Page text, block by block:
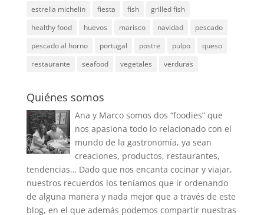
estrella michelin
fiesta fish
grilled fish
healthy food
huevos marisco navidad
pescado
pescado al horno
portugal postre pulpo
queso
restaurante
seafood vegetales verduras
Quiénes somos
Ana y Marco somos dos “foodies” que
nos apasiona todo lo relacionado con el
mundo de la gastronomía, ya sean
creaciones, productos, restaurantes,
tendencias… Dado que nos encanta cocinar y viajar,
nuestros recuerdos los teníamos que ir ordenando
de alguna manera y nada mejor que a través de este
blog, en el que además podemos compartir nuestras